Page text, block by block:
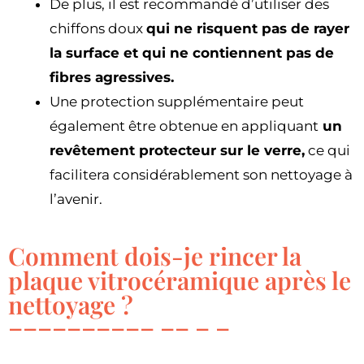
De plus, il est recommandé d’utiliser des
chiffons doux qui ne risquent pas de rayer
la surface et qui ne contiennent pas de
fibres agressives.
Une protection supplémentaire peut
également être obtenue en appliquant un
revêtement protecteur sur le verre, ce qui
facilitera considérablement son nettoyage à
l’avenir.
Comment dois-je rincer la
plaque vitrocéramique après le
nettoyage ?